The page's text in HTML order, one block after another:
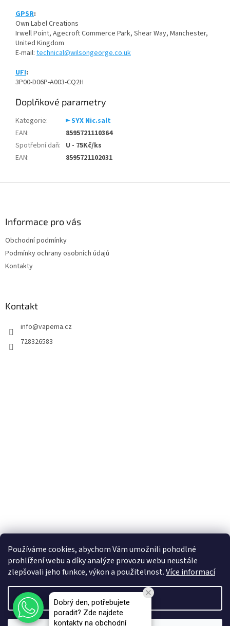
Používáme cookies, abychom Vám umožnili pohodlné
prohlížení webu a díky analýze provozu webu neustále
zlepšovali jeho funkce, výkon a použitelnost.Více informací
Nastavení
GPSR:
Own Label Creations
Irwell Point, Agecroft Commerce Park, Shear Way, Manchester,
United Kingdom
E-mail: technical@wilsongeorge.co.uk
UFI:
3P00-D06P-A003-CQ2H
Doplňkové parametry
Kategorie:
► SYX Nic.salt
EAN:
8595721110364
Spotřební daň: U - 75Kč/ks
EAN: 8595721102031
Informace pro vás
Obchodní podmínky
Podmínky ochrany osobních údajů
Kontakty
Kontakt
info@vapema.cz
728326583
Vytvořil Shoptet Premium
Copyright 2026VAPEMA - B2B e-shop . Všechna práva vyhrazena.
Dobrý den, potřebujete
poradit? Zde najdete
kontakty na obchodní